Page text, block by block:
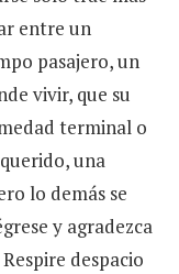
entre un
pasajero, un
vivir, que su
terminal o
una
lo demás se
y agradezca
despacio